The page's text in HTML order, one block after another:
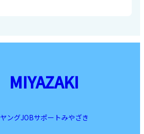
MIYAZAKI
ヤングJOBサポートみやざき